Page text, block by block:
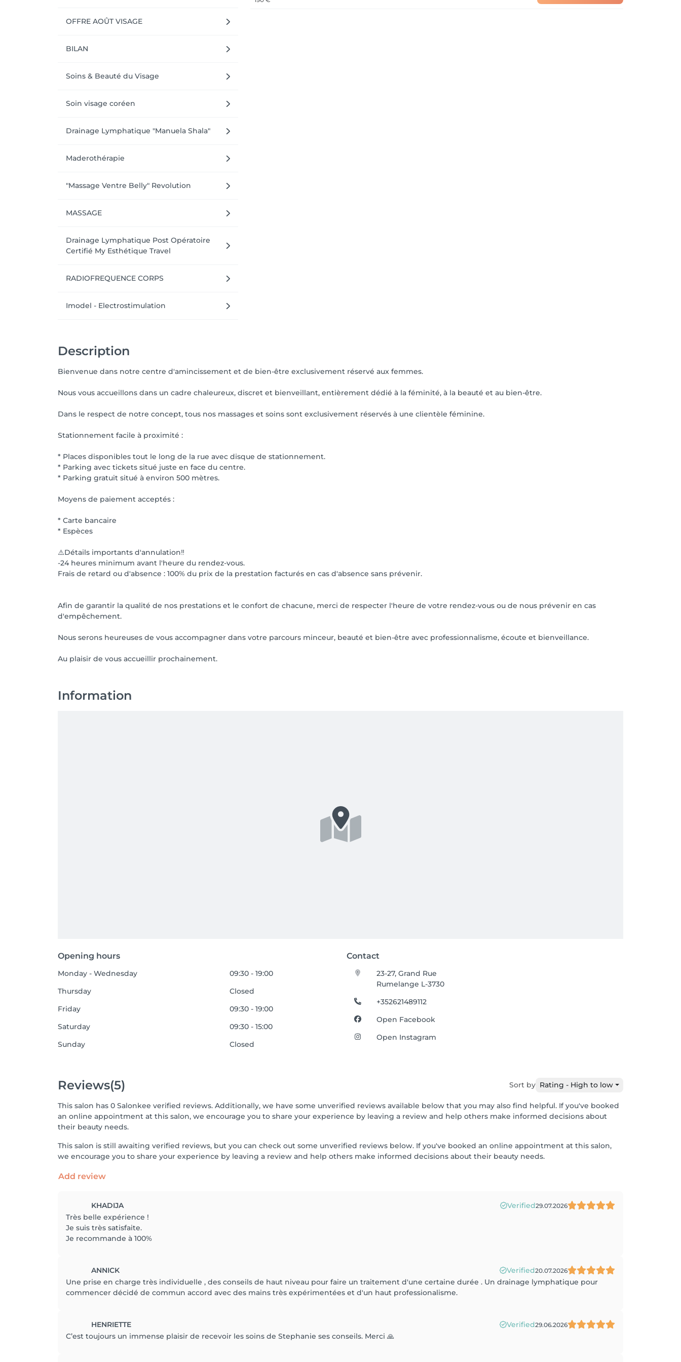
OFFRE AOÛT VISAGE
BILAN
Soins & Beauté du Visage
Soin visage coréen
Drainage Lymphatique "Manuela Shala"
Maderothérapie
"Massage Ventre Belly" Revolution
MASSAGE
Drainage Lymphatique Post Opératoire
Certifié My Esthétique Travel
RADIOFREQUENCE CORPS
Imodel - Electrostimulation
Description
Bienvenue dans notre centre d'amincissement et de bien-être exclusivement réservé aux femmes.
Nous vous accueillons dans un cadre chaleureux, discret et bienveillant, entièrement dédié à la féminité, à la beauté et au bien-être.
Dans le respect de notre concept, tous nos massages et soins sont exclusivement réservés à une clientèle féminine.
Stationnement facile à proximité :
* Places disponibles tout le long de la rue avec disque de stationnement.
* Parking avec tickets situé juste en face du centre.
* Parking gratuit situé à environ 500 mètres.
Moyens de paiement acceptés :
* Carte bancaire
* Espèces
⚠️Détails importants d'annulation‼️
-24 heures minimum avant l'heure du rendez-vous.
Frais de retard ou d'absence : 100% du prix de la prestation facturés en cas d'absence sans prévenir.
Afin de garantir la qualité de nos prestations et le confort de chacune, merci de respecter l'heure de votre rendez-vous ou de nous prévenir en cas
d'empêchement.
Nous serons heureuses de vous accompagner dans votre parcours minceur, beauté et bien-être avec professionnalisme, écoute et bienveillance.
Au plaisir de vous accueillir prochainement.
Information
Opening hours Contact
Monday - Wednesday
09:30 - 19:00
Thursday
Closed
Friday
09:30 - 19:00
Saturday
09:30 - 15:00
Sunday
Closed
23-27, Grand Rue
Rumelange L-3730
+352621489112
Open Facebook
Open Instagram
Reviews(5) Sort by Rating - High to low
This salon has 0 Salonkee verified reviews. Additionally, we have some unverified reviews available below that you may also find helpful. If you've booked
an online appointment at this salon, we encourage you to share your experience by leaving a review and help others make informed decisions about
their beauty needs.
This salon is still awaiting verified reviews, but you can check out some unverified reviews below. If you've booked an online appointment at this salon,
we encourage you to share your experience by leaving a review and help others make informed decisions about their beauty needs.
Add review
KHADIJA Verified29.07.2026
Très belle expérience !
Je suis très satisfaite.
Je recommande à 100%
ANNICK Verified20.07.2026
Une prise en charge très individuelle , des conseils de haut niveau pour faire un traitement d'une certaine durée . Un drainage lymphatique pour
commencer décidé de commun accord avec des mains très expérimentées et d'un haut professionalisme.
HENRIETTE Verified29.06.2026
C’est toujours un immense plaisir de recevoir les soins de Stephanie ses conseils. Merci 🙏